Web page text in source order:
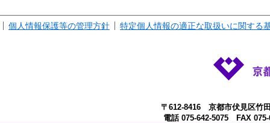
個人情報保護等の管理方針 特定個人情報の適正な取扱いに関する
〒612-8416 京都市伏見区竹
電話 075-642-5075 FAX